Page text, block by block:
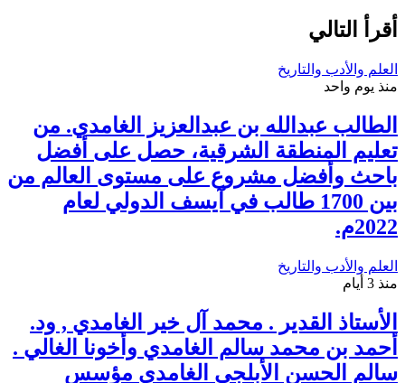
أقرأ التالي
العلم والأدب والتاريخ
منذ يوم واحد
الطالب عبدالله بن عبدالعزيز الغامدي. من
تعليم المنطقة الشرقية، حصل على أفضل
باحث وأفضل مشروع على مستوى العالم من
بين 1700 طالب في آيسف الدولي لعام
2022م.
العلم والأدب والتاريخ
منذ 3 أيام
الأستاذ القدير . محمد آل خير الغامدي , ود.
أحمد بن محمد سالم الغامدي وأخونا الغالي .
سالم الحسن الأبلجي الغامدي مؤسس